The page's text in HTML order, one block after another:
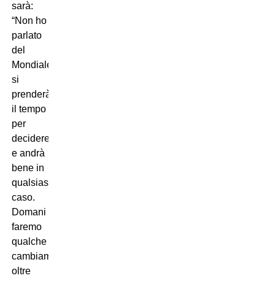
sarà:
“Non ho
parlato
del
Mondiale,
si
prenderà
il tempo
per
decidere
e andrà
bene in
qualsiasi
caso.
Domani
faremo
qualche
cambiamento,
oltre